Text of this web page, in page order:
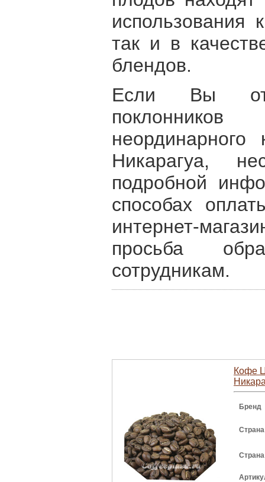
использования
так и в
блендов.
Если Вы
Никарагуа,
подробной
способах
интернет-
просьба
сотрудникам.
Кофе
Бренд